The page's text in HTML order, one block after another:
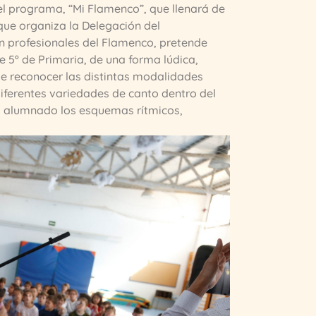
“Mi Flamenco”, que llenará de
organiza la Delegación del
profesionales del Flamenco, pretende
de Primaria, de una forma lúdica,
reconocer las distintas modalidades
variedades de canto dentro del
los esquemas rítmicos,